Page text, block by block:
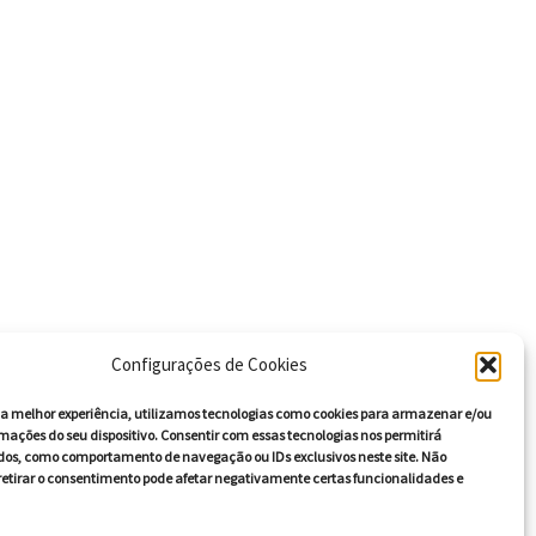
Configurações de Cookies
a melhor experiência, utilizamos tecnologias como cookies para armazenar e/ou
do seu dispositivo. Consentir com essas tecnologias nos permitirá
como comportamento de navegação ou IDs exclusivos neste site. Não
o consentimento pode afetar negativamente certas funcionalidades e